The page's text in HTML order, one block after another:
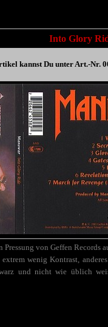
Into Glory
kannst Du unter Art.-Nr.
von Geffen Records
wenig Kontrast,
und nicht wie üblich